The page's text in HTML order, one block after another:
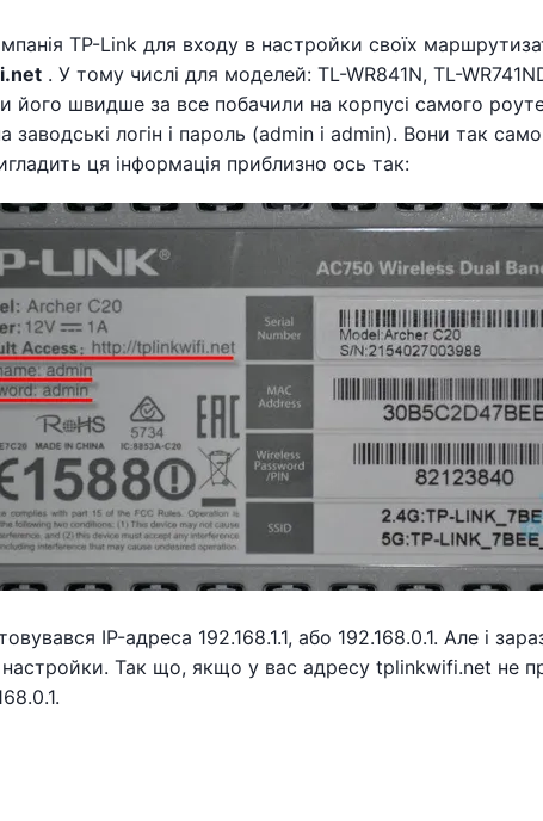
TP-Link для входу в настройки своїх
. У тому числі для моделей: TL-WR841N, TL-
його швидше за все побачили на корпусі самого
заводські логін і пароль (admin і admin). Вони так
ця інформація приблизно ось так:
IP-адреса 192.168.1.1, або 192.168.0.1. Але і
настройки. Так що, якщо у вас адресу tplinkwifi.net не